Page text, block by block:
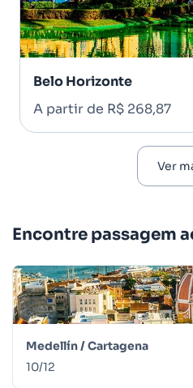
Belo Horizonte
A partir de R$ 268,87
Ver
Encontre passagem
Medellín /Cartagena
10/12